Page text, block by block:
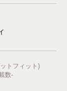
トフィット)
数-